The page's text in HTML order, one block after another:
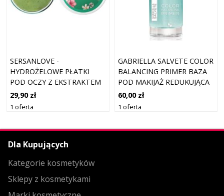
SERSANLOVE -
HYDROŻELOWE PŁATKI
POD OCZY Z EKSTRAKTEM
Z ZIELONEJ HERBATY, 60
SZT.
29,90 zł
1 oferta
GABRIELLA SALVETE COLOR
BALANCING PRIMER BAZA
POD MAKIJAŻ REDUKUJĄCA
ZACZERWIENIENIA Z
EKSTRAKTEM Z ZIELONEJ
60,00 zł
1 oferta
Dla Kupujących
Kategorie kosmetyków
Sklepy z kosmetykami